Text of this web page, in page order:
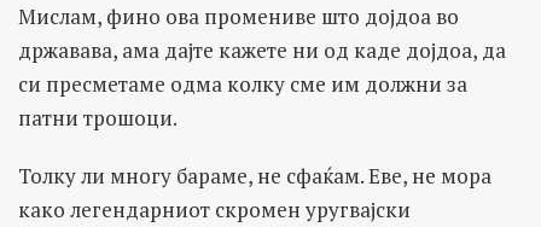
Мислам, фино ова промениве што дојдоа во
државава, ама дајте кажете ни од каде дојдоа, да
си пресметаме одма колку сме им должни за
патни трошоци.
Толку ли многу бараме, не сфаќам. Еве, не мора
како легендарниот скромен уругвајски